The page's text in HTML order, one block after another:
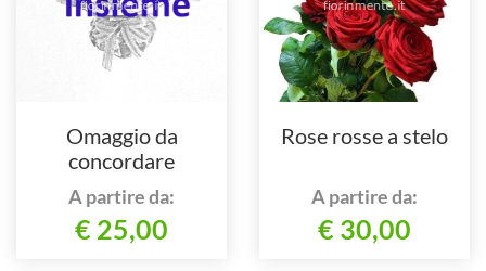
Omaggio da
concordare
telefonicamente in
base al tuo gusto e
stile.
A partire da:
€ 25,00
Rose rosse a stelo
A partire da:
€ 30,00